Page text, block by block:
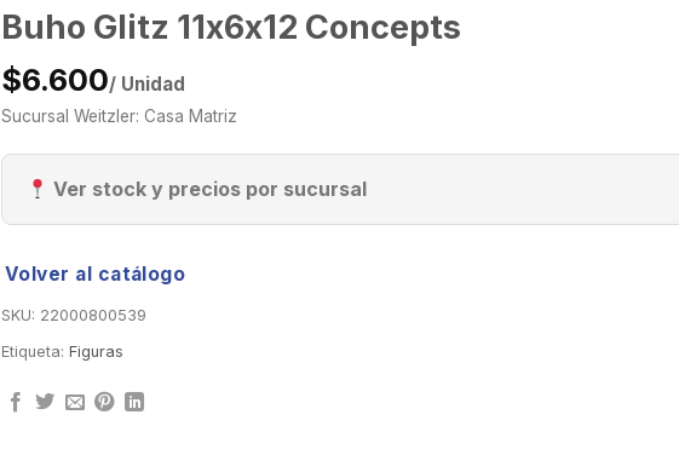
Buho Glitz 11x6x12 Concepts
$6.600/ Unidad
Sucursal Weitzler: Casa Matriz
Ver stock y precios por sucursal
Volver al catálogo
SKU: 22000800539
Etiqueta: Figuras